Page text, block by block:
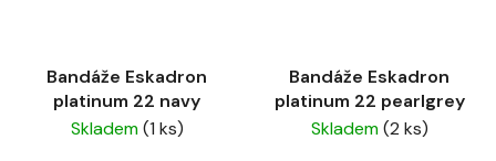
Bandáže Eskadron
platinum 22 navy
Skladem(1 ks)
Bandáže Eskadron
platinum 22 pearlgrey
Skladem(2 ks)